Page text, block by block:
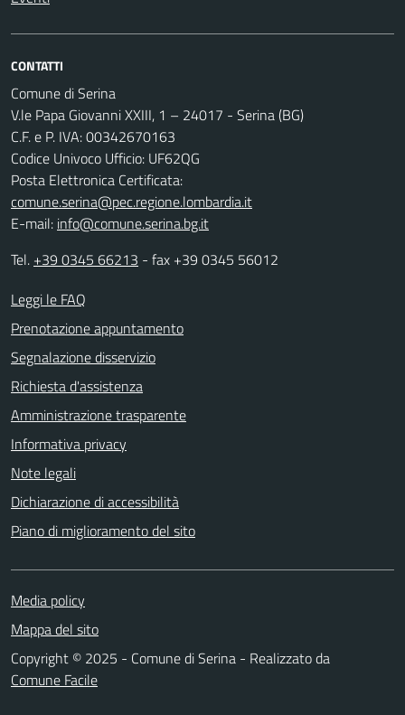
CONTATTI
Comune di Serina
V.le Papa Giovanni XXIII, 1 – 24017 - Serina (BG)
C.F. e P. IVA: 00342670163
Codice Univoco Ufficio: UF62QG
Posta Elettronica Certificata:
comune.serina@pec.regione.lombardia.it
E-mail: info@comune.serina.bg.it
Tel. +39 0345 66213 - fax +39 0345 56012
Leggi le FAQ
Prenotazione appuntamento
Segnalazione disservizio
Richiesta d'assistenza
Amministrazione trasparente
Informativa privacy
Note legali
Dichiarazione di accessibilità
Piano di miglioramento del sito
Media policy
Mappa del sito
Copyright © 2025 - Comune di Serina - Realizzato da
Comune Facile